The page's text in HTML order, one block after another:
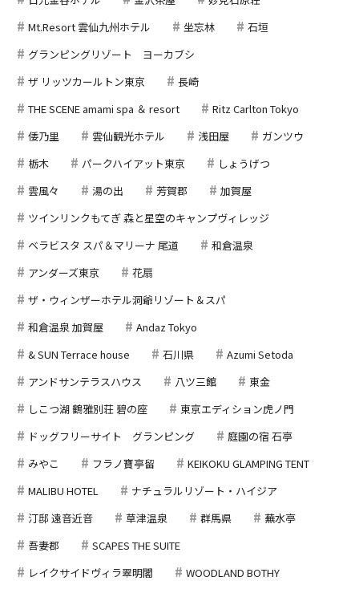
Mt.Resort 雲仙九州ホテル
坐忘林
石垣
グランピングリゾート ヨーカブシ
ザ リッツカールトン東京
長崎
THE SCENE amami spa ＆ resort
Ritz Carlton Tokyo
倭乃里
雲仙観光ホテル 浅田屋
ガンツウ
栃木
パークハイアット東京
しょうげつ
雲風々
湯の出 芳賀郡
加賀屋
ツインリンクもてぎ 森と星空のキャンプヴィレッジ
ベラビスタ スパ＆マリーナ 尾道
和倉温泉
アンダーズ東京
花扇
ザ・ウィンザーホテル洞爺リゾート＆スパ
和倉温泉 加賀屋
Andaz Tokyo
& SUN Terrace house
石川県
Azumi Setoda
アンドサンテラスハウス
八ツ三館
東金
しこつ湖 鶴雅別荘 碧の座
東京エディション虎ノ門
ドッグフリーサイト グランピング
庭園の宿 石亭
みやこ
フラノ寶亭留
KEIKOKU GLAMPING TENT
MALIBU HOTEL
ナチュラルリゾート・ハイジア
汀邸 遠音近音
草津温泉 群馬県
蕪水亭
吾妻郡
SCAPES THE SUITE
レイクサイドヴィラ翠明閣
WOODLAND BOTHY